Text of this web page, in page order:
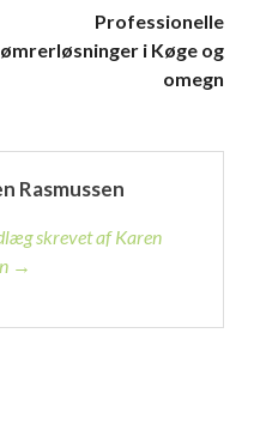
Professionelle
i Køge og
omegn
Rasmussen
skrevet af Karen
→